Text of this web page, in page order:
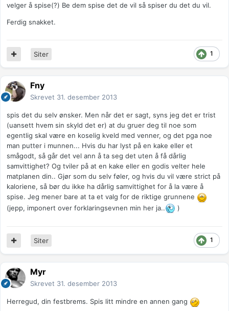
velger å spise(?) Be dem spise det de vil så spiser du det du vil.
Ferdig snakket.
1
Siter
Fny
Skrevet 31. desember 2013
spis det du selv ønsker. Men når det er sagt, syns jeg det er trist
(uansett hvem sin skyld det er) at du gruer deg til noe som
egentlig skal være en koselig kveld med venner, og det pga noe
man putter i munnen... Hvis du har lyst på en kake eller et
smågodt, så går det vel ann å ta seg det uten å få dårlig
samvittighet? Og tviler på at en kake eller en godis velter hele
matplanen din.. Gjør som du selv føler, og hvis du vil være strict på
kaloriene, så bør du ikke ha dårlig samvittighet for å la være å
spise. Jeg mener bare at ta et valg for de riktige grunnene
(jepp, imponert over forklaringsevnen min her ja..
)
1
Siter
Myr
Skrevet 31. desember 2013
Herregud, din festbrems. Spis litt mindre en annen gang